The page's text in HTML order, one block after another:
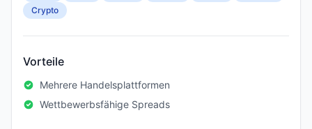
Crypto
Vorteile
Mehrere Handelsplattformen
Wettbewerbsfähige Spreads